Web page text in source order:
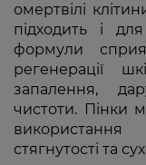
омертвілі
підходить і
формули
регенерації
запалення,
чистоти. Пінки
стягнутості та